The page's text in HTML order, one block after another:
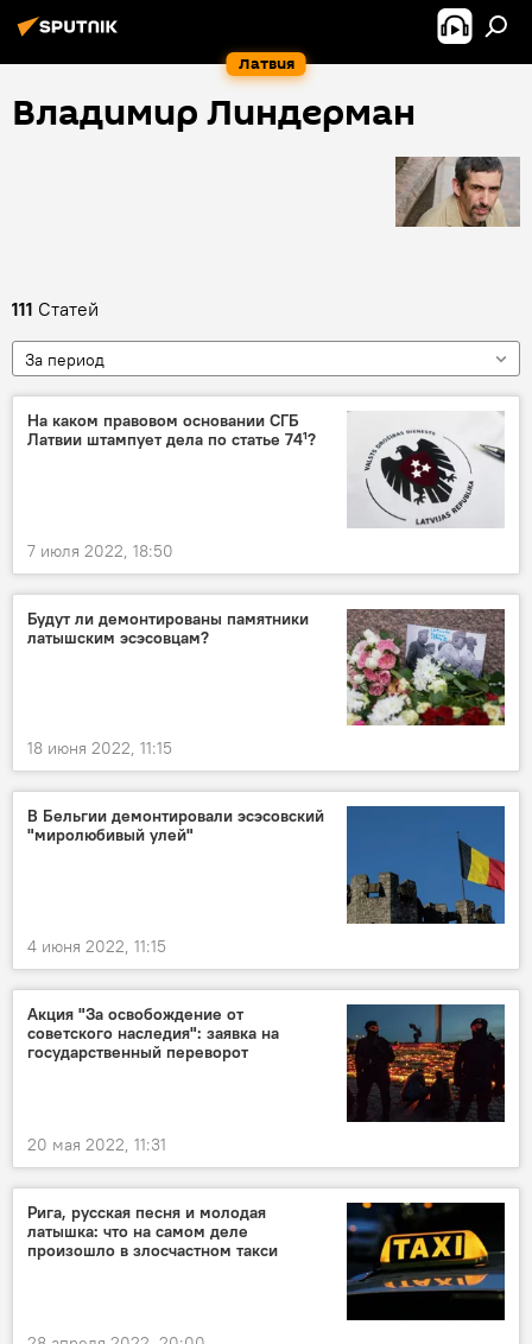
Латвия
Владимир Линдерман
111 Статей
За период
На каком правовом основании СГБ
Латвии штампует дела по статье 74¹?
7 июля 2022, 18:50
Будут ли демонтированы памятники
латышским эсэсовцам?
18 июня 2022, 11:15
В Бельгии демонтировали эсэсовский
"миролюбивый улей"
4 июня 2022, 11:15
Акция "За освобождение от
советского наследия": заявка на
государственный переворот
20 мая 2022, 11:31
Рига, русская песня и молодая
латышка: что на самом деле
произошло в злосчастном такси